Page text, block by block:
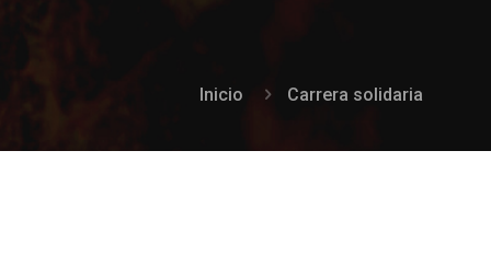
Inicio Carrera solidaria